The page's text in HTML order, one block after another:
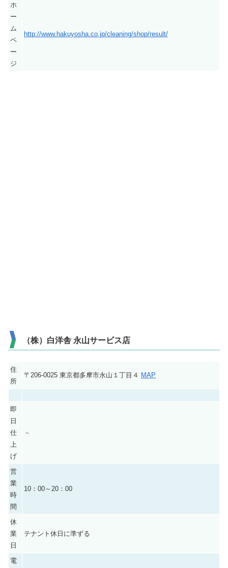
ホ
ー
ム
ペ
ー
ジ
http://www.hakuyosha.co.jp/cleaning/shop/result/
（株）白洋舎 永山サービス店
住
所
〒206-0025 東京都多摩市永山１丁目４ MAP
即
日
仕
上
げ
－
営
業
時
間
10：00～20：00
休
業
日
テナント休日に準ずる
電